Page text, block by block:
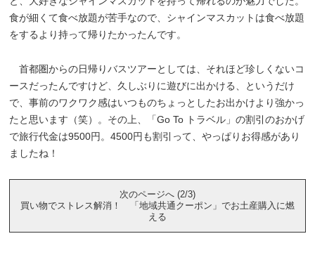
食が細くて食べ放題が苦手なので、シャインマスカットは食べ放題
をするより持って帰りたかったんです。
首都圏からの日帰りバスツアーとしては、それほど珍しくないコ
ースだったんですけど、久しぶりに遊びに出かける、というだけ
で、事前のワクワク感はいつものちょっとしたお出かけより強かっ
たと思います（笑）。その上、「Go To トラベル」の割引のおかげ
で旅行代金は9500円。4500円も割引って、やっぱりお得感があり
ましたね！
次のページへ (2/3)
買い物でストレス解消！ 「地域共通クーポン」でお土産購入に燃
える